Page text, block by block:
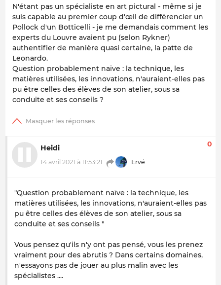
N'étant pas un spécialiste en art pictural - même si je
suis capable au premier coup d'œil de différencier un
Pollock d'un Botticelli - je me demandais comment les
experts du Louvre avaient pu (selon Rykner)
authentifier de manière quasi certaine, la patte de
Leonardo.
Question probablement naïve : la technique, les
matières utilisées, les innovations, n'auraient-elles pas
pu être celles des élèves de son atelier, sous sa
conduite et ses conseils ?
Heidi
14 avril 2021 à 11:53:21 Ervé
0
"Question probablement naïve : la technique, les
matières utilisées, les innovations, n'auraient-elles pas
pu être celles des élèves de son atelier, sous sa
conduite et ses conseils "
Vous pensez qu'ils n'y ont pas pensé, vous les prenez
vraiment pour des abrutis ? Dans certains domaines,
n'essayons pas de jouer au plus malin avec les
spécialistes ....